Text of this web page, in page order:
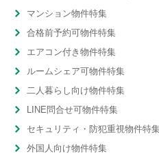
マンション物件特集
合格前予約可物件特集
エアコン付き物件特集
ルームシェア可物件特集
二人暮らし向け物件特集
LINE問合せ可物件特集
セキュリティ・防犯重視物件特集
外国人向け物件特集